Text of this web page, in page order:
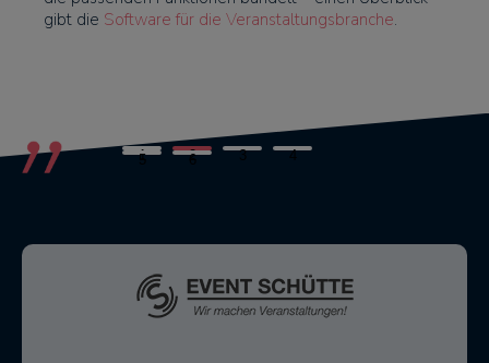
gibt die Software für die Veranstaltungsbranche.
1 2 3 4
5 6